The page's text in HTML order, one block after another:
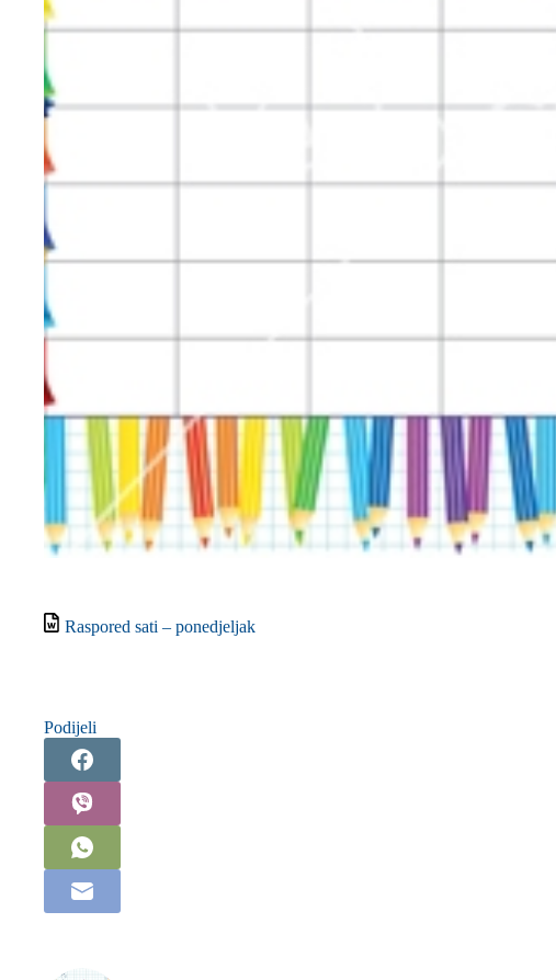
Raspored sati – ponedjeljak
Podijeli